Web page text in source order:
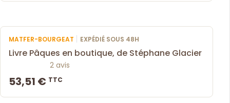
MATFER-BOURGEAT | EXPÉDIÉ SOUS 48H
Livre Pâques en boutique, de Stéphane Glacier
2 avis
53,51 € TTC